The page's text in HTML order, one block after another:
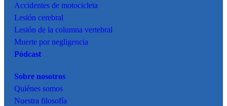
Accidentes de motocicleta
Lesión cerebral
Lesión de la columna vertebral
Muerte por negligencia
Pódcast
Sobre nosotros
Quiénes somos
Nuestra filosofía